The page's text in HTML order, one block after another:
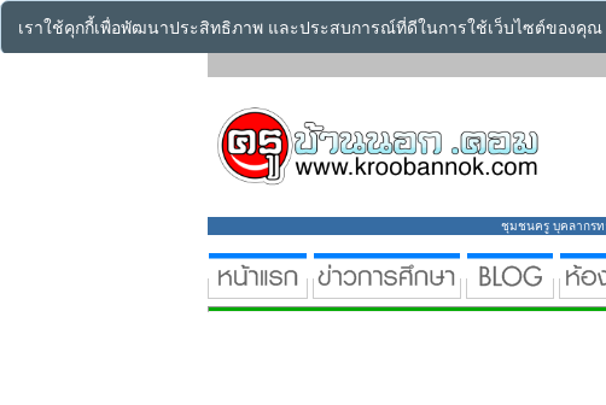
เราใช้คุกกี้เพื่อพัฒนาประสิทธิภาพ และประสบการณ์ที่ดีในการใช้เว็บไซต์ของคุ
ชุมชนครู บุคลากรท